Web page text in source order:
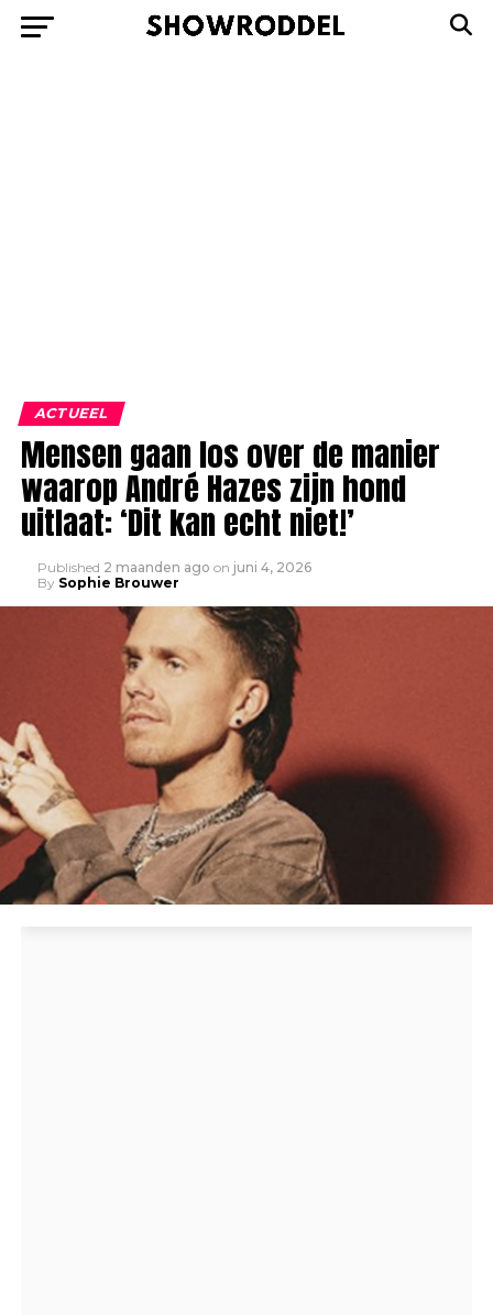
ACTUEEL
Mensen gaan los over de manier
waarop André Hazes zijn hond
uitlaat: ‘Dit kan echt niet!’
Published 2 maanden ago on juni 4, 2026
By Sophie Brouwer